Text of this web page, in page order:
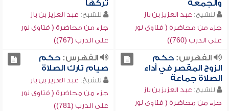
والجمعة
للشيخ: عبد العزيز بن باز
جزء من محاضرة ( فتاوى نور
على الدرب (760))
تركها
للشيخ: عبد العزيز بن باز
جزء من محاضرة ( فتاوى نور
على الدرب (767))
الفهرس:حكم
الزوج المقصر في أداء
الصلاة جماعة
للشيخ: عبد العزيز بن باز
جزء من محاضرة ( فتاوى نور
الفهرس:حكم
صيام تارك الصلاة
للشيخ: عبد العزيز بن باز
جزء من محاضرة ( فتاوى نور
على الدرب (781))